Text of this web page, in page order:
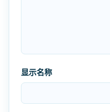
显示名称